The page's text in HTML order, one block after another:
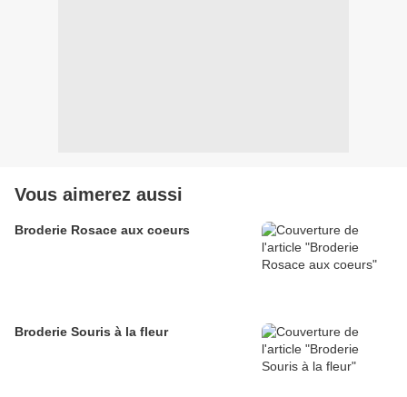
Vous aimerez aussi
Broderie Rosace aux coeurs
Broderie Souris à la fleur